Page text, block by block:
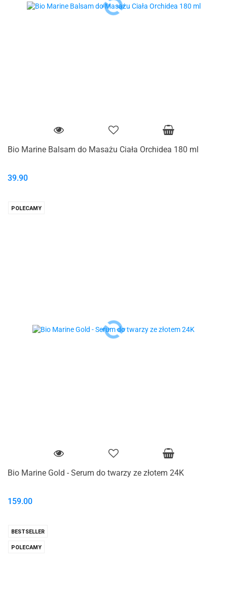
Bio Marine Balsam do Masażu Ciała Orchidea 180 ml
39.90
POLECAMY
Bio Marine Gold - Serum do twarzy ze złotem 24K
159.00
BESTSELLER
POLECAMY